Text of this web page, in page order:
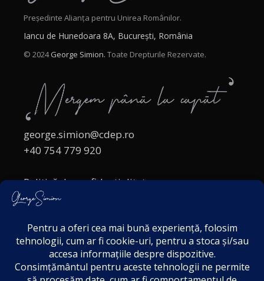
Președinte Alianța pentru Unirea Românilor.
Iancu de Hunedoara 8A, București, România
© 2024George Simion. Toate Drepturile Rezervate.
george.simion@cdep.ro
+40 754 779 920
Politică de confidențialitate
Politica cookies
Acordul de markting
Disclaimer